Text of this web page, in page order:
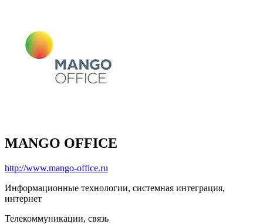
MANGO OFFICE
http://www.mango-office.ru
Информационные технологии, системная интеграция,
интернет
Телекоммуникации, связь